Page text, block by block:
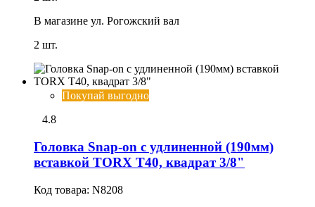
В магазине ул. Рогожский вал
2 шт.
Покупай выгодно
4.8
Головка Snap-on с удлиненной (190мм)
вставкой TORX T40, квадрат 3/8"
Код товара: N8208